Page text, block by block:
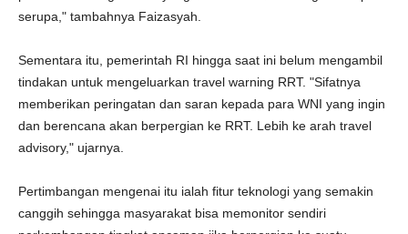
serupa," tambahnya Faizasyah.
Sementara itu, pemerintah RI hingga saat ini belum mengambil
tindakan untuk mengeluarkan travel warning RRT. "Sifatnya
memberikan peringatan dan saran kepada para WNI yang ingin
dan berencana akan berpergian ke RRT. Lebih ke arah travel
advisory," ujarnya.
Pertimbangan mengenai itu ialah fitur teknologi yang semakin
canggih sehingga masyarakat bisa memonitor sendiri